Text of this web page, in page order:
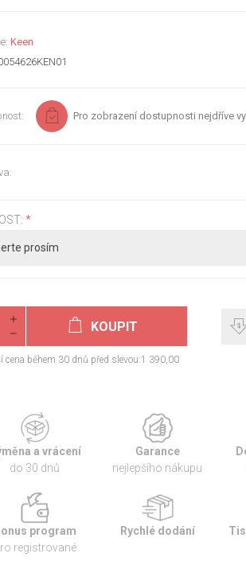
Keen
Pro zobrazení dostupnosti nejdříve
*
KOUPIT
cena během 30 dnů před slevou:1 390,00
a vrácení
do 30 dnů
Garance
nejlepšího nákupu
program
registrované
Rychlé dodání